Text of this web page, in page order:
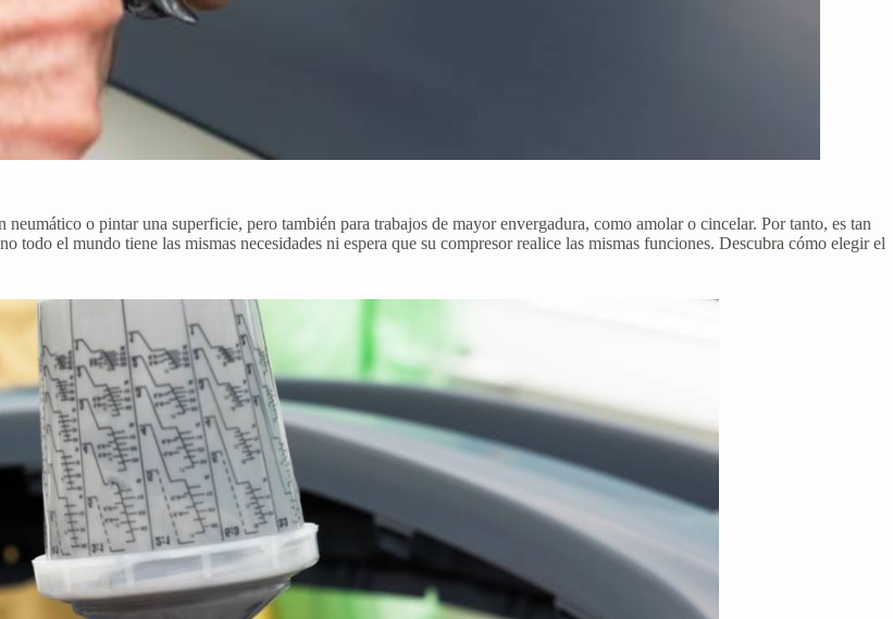
o pintar una superficie, pero también para trabajos de mayor envergadura, como amolar o cincelar. Por tanto, es tan
el mundo tiene las mismas necesidades ni espera que su compresor realice las mismas funciones. Descubra cómo elegir el